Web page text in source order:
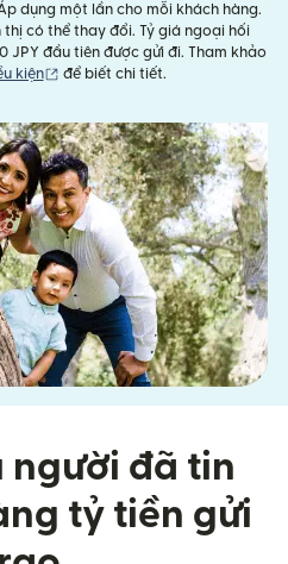
dụng một lần cho mỗi khách hàng.
thị có thể thay đổi. Tỷ giá ngoại hối
JPY đầu tiên được gửi đi. Tham khảo
kiện
(mở trong cửa sổ mới)
để biết chi tiết.
người đã tin
tỷ tiền gửi